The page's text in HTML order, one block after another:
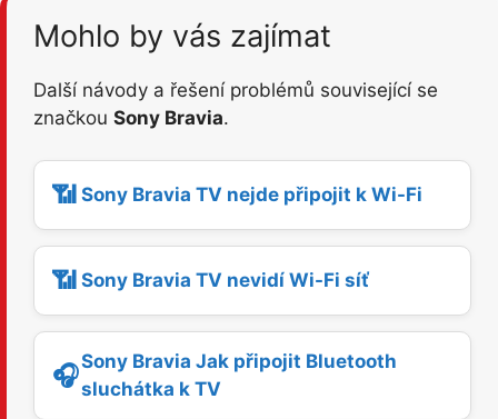
Mohlo by vás zajímat
Další návody a řešení problémů související se
značkou Sony Bravia.
📶 Sony Bravia TV nejde připojit k Wi-Fi
📶 Sony Bravia TV nevidí Wi-Fi síť
🎧Sony Bravia Jak připojit Bluetooth
sluchátka k TV